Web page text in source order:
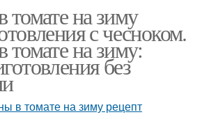
на зиму
с чесноком.
на зиму:
без